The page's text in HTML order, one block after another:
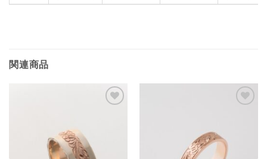
関連商品